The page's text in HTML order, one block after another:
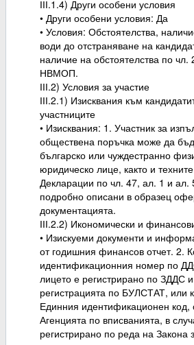
ІІІ.1.4) Други особени условия
• Други особени условия: Да
• Условия: Обстоятелства,
води до отстраняване на
наличие на обстоятелства по чл.
НВМОП.
ІІІ.2) Условия за участие
ІІІ.2.1) Изисквания към
участниците
• Изисквания: 1. Участник за
обществена поръчка може да
българско или чуждестранно
юридическо лице, както и
Декларации по чл. 47, ал. 1 и ал.
подробно описани в образец
документацията.
ІІІ.2.2) Икономически и
• Изискуеми документи и
от годишния финансов отчет. 2.
идентификационния номер по
лицето е регистрирано по ЗДДС
регистрацията по БУЛСТАТ, или
Единния идентификационен код,
Агенцията по вписванията, в
регистрирано по реда на Закона